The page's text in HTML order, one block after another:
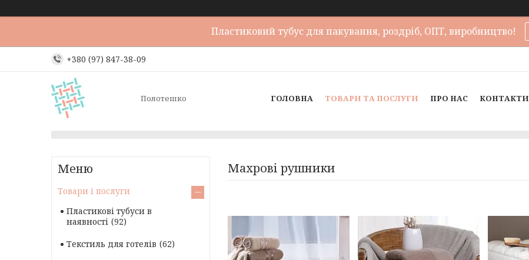
Пластиковий тубус для пакування, роздріб, ОПТ, виробництво!
+380 (97) 847-38-09
Полотешко ГОЛОВНА ТОВАРИ ТА ПОСЛУГИ ПРО НАС КОНТАКТИ
Махрові рушники
Товари і послуги
Пластикові тубуси в
наявності 92
Текстиль для готелів 62